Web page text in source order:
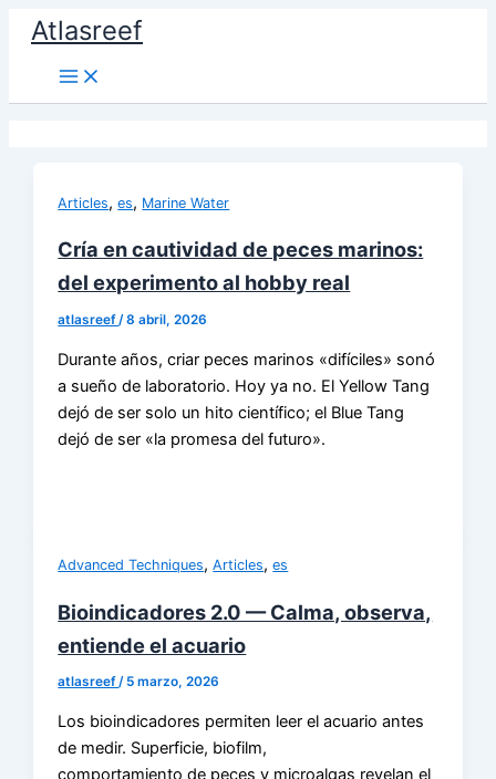
contenido
Atlasreef
Articles,es, Marine Water
Cría en cautividad de peces marinos:
del experimento al hobby real
atlasreef/8 abril, 2026
Durante años, criar peces marinos «difíciles» sonó
a sueño de laboratorio. Hoy ya no. El Yellow Tang
dejó de ser solo un hito científico; el Blue Tang
dejó de ser «la promesa del futuro».
Advanced Techniques,Articles,es
Bioindicadores 2.0 — Calma, observa,
entiende el acuario
atlasreef/ 5 marzo, 2026
Los bioindicadores permiten leer el acuario antes
de medir. Superficie, biofilm,
comportamiento de peces y microalgas revelan el